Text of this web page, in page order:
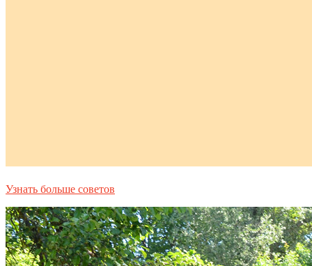
Узнать больше советов